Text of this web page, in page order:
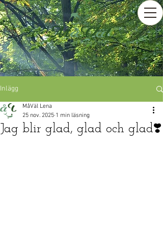
Inlägg
Jag blir glad, glad och glad❣️
MåVäl Lena
25 nov. 2025 1 min läsning